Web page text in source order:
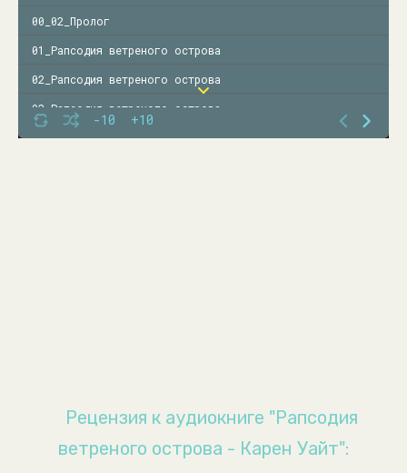
-10 +10
00_02_Пролог
01_Рапсодия ветреного острова
02_Рапсодия ветреного острова
03_Рапсодия ветреного острова
04_Рапсодия ветреного острова
14_Рапсодия ветреного острова
15_Рапсодия ветреного острова
Рецензия к аудиокниге "Рапсодия
ветреного острова - Карен Уайт":